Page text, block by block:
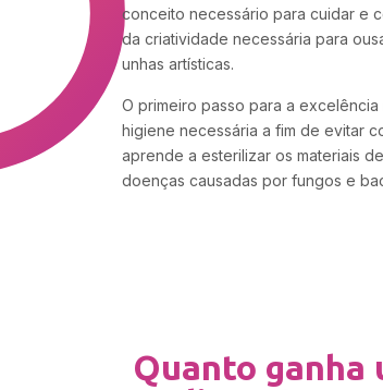
conceito necessário para cuidar e
da criatividade necessária para
unhas artísticas.
O primeiro passo para a
higiene necessária a fim de evitar
aprende a esterilizar os materiais
doenças causadas por fungos e
Quanto ganha